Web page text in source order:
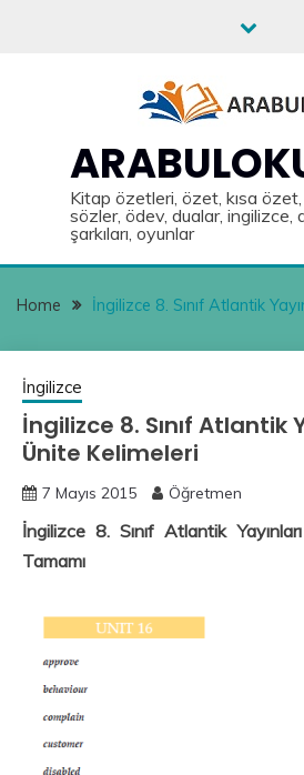
Kitap özetleri, özet, kısa
sözler, ödev, dualar, ingilizce,
şarkıları, oyunlar
Home İngilizce 8. Sınıf Atlantik
İngilizce
İngilizce 8. Sınıf Atlantik
Ünite Kelimeleri
7 Mayıs 2015 Öğretmen
İngilizce 8. Sınıf Atlantik
Tamamı